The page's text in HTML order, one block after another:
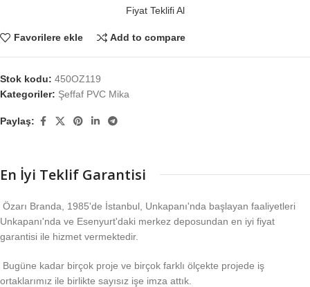
Fiyat Teklifi Al
Favorilere ekle Add to compare
Stok kodu: 450OZ119
Kategoriler: Şeffaf PVC Mika
Paylaş:
En İyi Teklif Garantisi
Özarı Branda, 1985'de İstanbul, Unkapanı'nda başlayan faaliyetleri
Unkapanı'nda ve Esenyurt'daki merkez deposundan en iyi fiyat
garantisi ile hizmet vermektedir.
Bugüne kadar birçok proje ve birçok farklı ölçekte projede iş
ortaklarımız ile birlikte sayısız işe imza attık.